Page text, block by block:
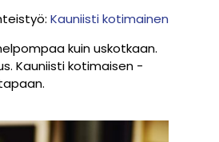
Kauniisti kotimainen
kuin uskotkaan.
Kauniisti kotimaisen -